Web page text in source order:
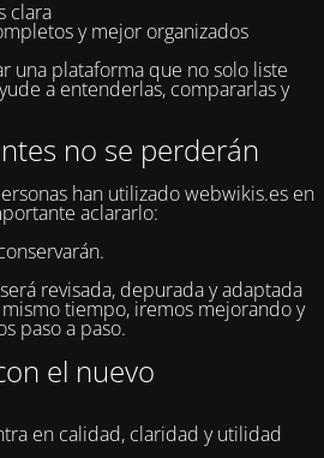
clara
y mejor organizados
una plataforma que no solo liste
a entenderlas, compararlas y
no se perderán
han utilizado webwikis.es en
aclararlo:
revisada, depurada y adaptada
tiempo, iremos mejorando y
paso a paso.
el nuevo
en calidad, claridad y utilidad